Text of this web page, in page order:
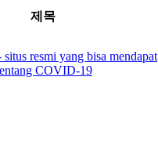
제목
resmi yang bisa mendapat
COVID-19